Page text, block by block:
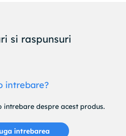
si raspunsuri
intrebare?
intrebare despre acest produs.
intrebarea